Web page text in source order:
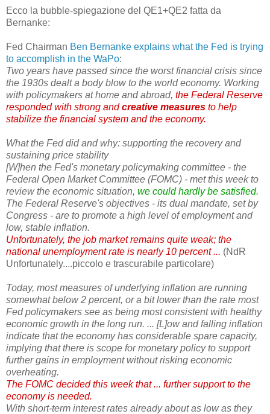
Ecco la bubble-spiegazione del QE1+QE2 fatta da
Bernanke:
Fed Chairman Ben Bernanke explains what the Fed is trying
to accomplish in the WaPo:
Two years have passed since the worst financial crisis since
the 1930s dealt a body blow to the world economy. Working
with policymakers at home and abroad, the Federal Reserve
responded with strong andcreative measures to help
stabilize the financial system and the economy.
What the Fed did and why: supporting the recovery and
sustaining price stability
[W]hen the Fed's monetary policymaking committee - the
Federal Open Market Committee (FOMC) - met this week to
review the economic situation, we could hardly be satisfied.
The Federal Reserve's objectives - its dual mandate, set by
Congress - are to promote a high level of employment and
low, stable inflation.
Unfortunately, the job market remains quite weak; the
national unemployment rate is nearly 10 percent ... (NdR
Unfortunately....piccolo e trascurabile particolare)
Today, most measures of underlying inflation are running
somewhat below 2 percent, or a bit lower than the rate most
Fed policymakers see as being most consistent with healthy
economic growth in the long run. ... [L]ow and falling inflation
indicate that the economy has considerable spare capacity,
implying that there is scope for monetary policy to support
further gains in employment without risking economic
overheating.
The FOMC decided this week that ... further support to the
economy is needed.
With short-term interest rates already about as low as they